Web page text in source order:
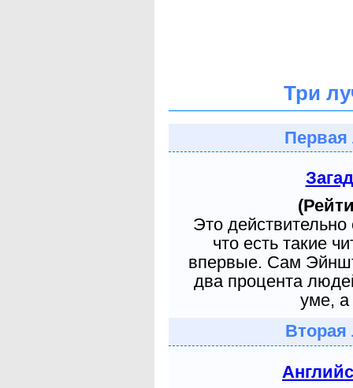
Три
Первая
Это
что есть такие
впервые. Сам
два процента
уме, а
Вторая